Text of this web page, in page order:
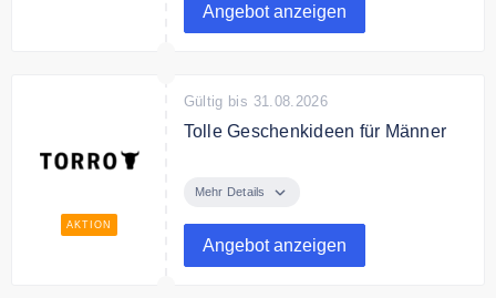
Angebot anzeigen
AKTION
Gültig bis 31.08.2026
Tolle Geschenkideen für Männer
Geschenkideen für Männer.
Mehr Details
Angebot anzeigen